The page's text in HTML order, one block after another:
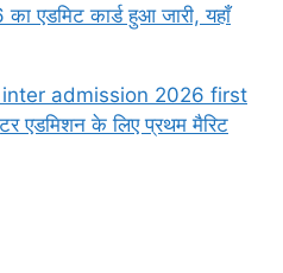
एडमिट कार्ड हुआ जारी, यहाँ
inter admission 2026 first
एडमिशन के लिए प्रथम मैरिट